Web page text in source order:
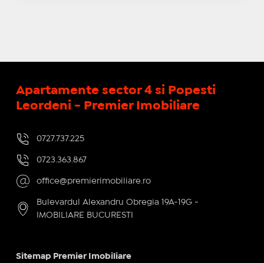
Apartamente sector 4 si Popesti
Leordeni - Premier Imobiliare
0727.737.225
0723.363.867
office@premierimobiliare.ro
Bulevardul Alexandru Obregia 19A-19G -
IMOBILIARE BUCURESTI
Sitemap Premier Imobiliare